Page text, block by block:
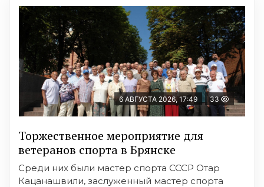
6 АВГУСТА 2026, 17:49 33
Торжественное мероприятие для
ветеранов спорта в Брянске
Среди них были мастер спорта СССР Отар
Кацанашвили, заслуженный мастер спорта